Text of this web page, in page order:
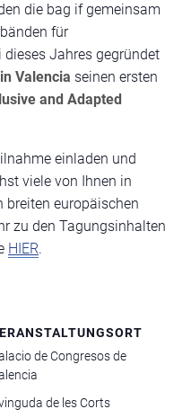
die bag if gemeinsam
für
Jahres gegründet
Valencia seinen ersten
and Adapted
einladen und
viele von Ihnen in
breiten europäischen
zu den Tagungsinhalten
HIER.
de Congresos de
de les Corts